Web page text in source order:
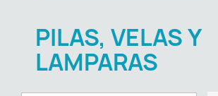
PILAS, VELAS Y
LAMPARAS